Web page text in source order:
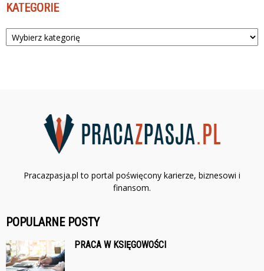
KATEGORIE
Kategorie
Pracazpasja.pl to portal poświęcony karierze, biznesowi i
finansom.
POPULARNE POSTY
PRACA W KSIĘGOWOŚCI